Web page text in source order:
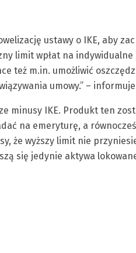
ustawy o IKE, aby
limit wpłat na
też m.in. umożliwić
umowy.” – informuje
minusy IKE. Produkt ten
na emeryturę, a
że wyższy limit nie
się jedynie aktywa